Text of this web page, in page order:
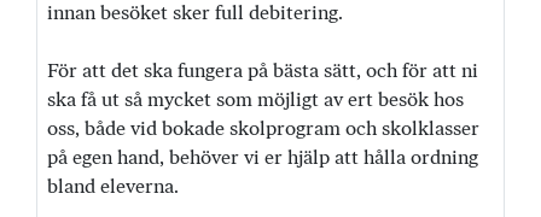
innan besöket sker full debitering.
För att det ska fungera på bästa sätt, och för att ni
ska få ut så mycket som möjligt av ert besök hos
oss, både vid bokade skolprogram och skolklasser
på egen hand, behöver vi er hjälp att hålla ordning
bland eleverna.